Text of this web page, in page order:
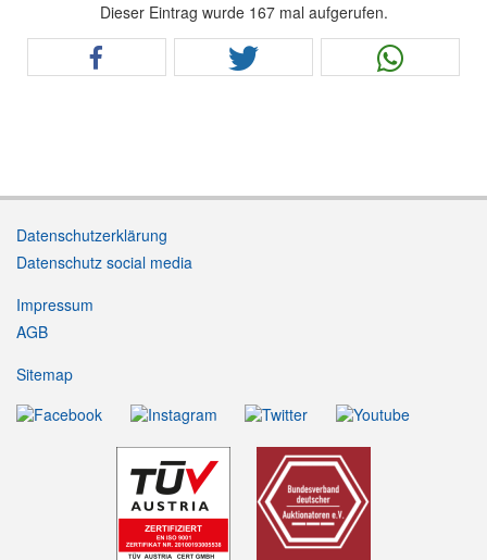
Dieser Eintrag wurde 167 mal aufgerufen.
Datenschutzerklärung
Datenschutz social media
Impressum
AGB
Sitemap